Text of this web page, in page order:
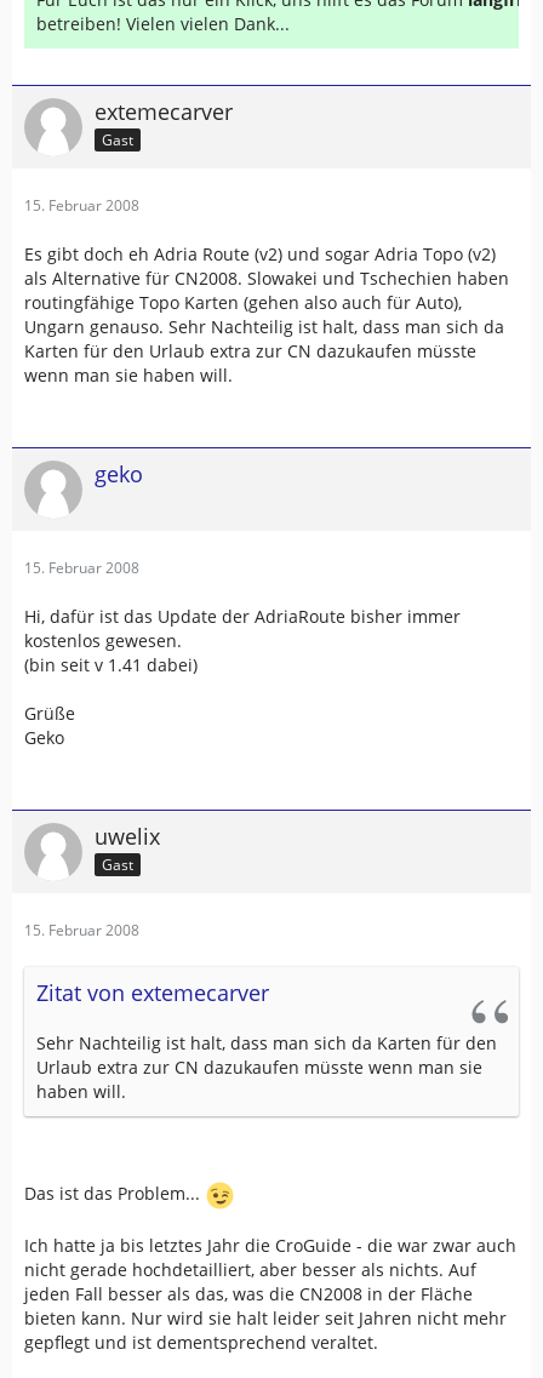
betreiben! Vielen vielen Dank...
extemecarver
Gast
15. Februar 2008
Es gibt doch eh Adria Route (v2) und sogar Adria Topo (v2)
als Alternative für CN2008. Slowakei und Tschechien haben
routingfähige Topo Karten (gehen also auch für Auto),
Ungarn genauso. Sehr Nachteilig ist halt, dass man sich da
Karten für den Urlaub extra zur CN dazukaufen müsste
wenn man sie haben will.
geko
15. Februar 2008
Hi, dafür ist das Update der AdriaRoute bisher immer
kostenlos gewesen.
(bin seit v 1.41 dabei)
Grüße
Geko
uwelix
Gast
15. Februar 2008
Zitat von extemecarver
Sehr Nachteilig ist halt, dass man sich da Karten für den
Urlaub extra zur CN dazukaufen müsste wenn man sie
haben will.
Das ist das Problem...
Ich hatte ja bis letztes Jahr die CroGuide - die war zwar auch
nicht gerade hochdetailliert, aber besser als nichts. Auf
jeden Fall besser als das, was die CN2008 in der Fläche
bieten kann. Nur wird sie halt leider seit Jahren nicht mehr
gepflegt und ist dementsprechend veraltet.